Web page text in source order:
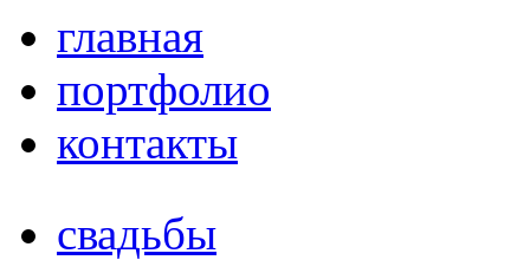
главная
портфолио
контакты
свадьбы